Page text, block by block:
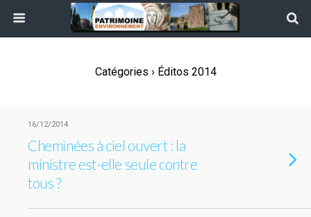
Catégories › Éditos 2014
16/12/2014
Cheminées à ciel ouvert : la
ministre est-elle seule contre
tous ?